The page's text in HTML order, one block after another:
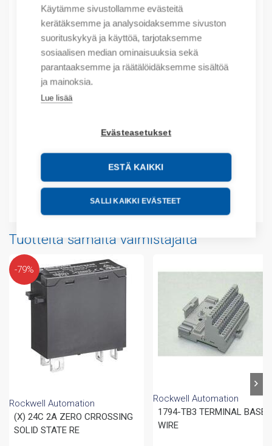
Käytämme sivustollamme evästeitä
kerätäksemme ja analysoidaksemme sivuston
suorituskykyä ja käyttöä, tarjotaksemme
sosiaalisen median ominaisuuksia sekä
parantaaksemme ja räätälöidäksemme sisältöä
ja mainoksia.
Lue lisää
Evästeasetukset
ESTÄ KAIKKI
SALLI KAIKKI EVÄSTEET
Tuotekoodit
Tilauskoodi: 100C30KF01
Product order number: 100C30KF01
Valmistajan tuotenumero: 100-C30KF01
Tuotteen tullikoodi: 85364900
Tuotteita samalta valmistajalta
-79%
Rockwell Automation
(X) 24C 2A ZERO CRROSSING
SOLID STATE RE
Rockwell Automation
1794-TB3 TERMINAL BASE,
WIRE